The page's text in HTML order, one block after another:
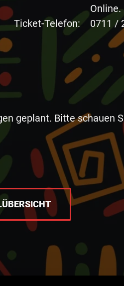
Online.
Ticket-Telefon:
0711 /
geplant. Bitte schauen